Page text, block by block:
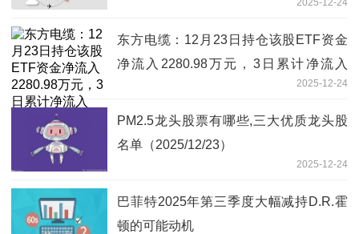
2025-12-24
东方电缆：12月23日持仓该股ETF资金
净流入2280.98万元，3日累计净流入
2025-12-24
PM2.5龙头股票有哪些,三大优质龙头股
名单（2025/12/23）
2025-12-24
巴菲特2025年第三季度大幅减持D.R.霍
顿的可能动机